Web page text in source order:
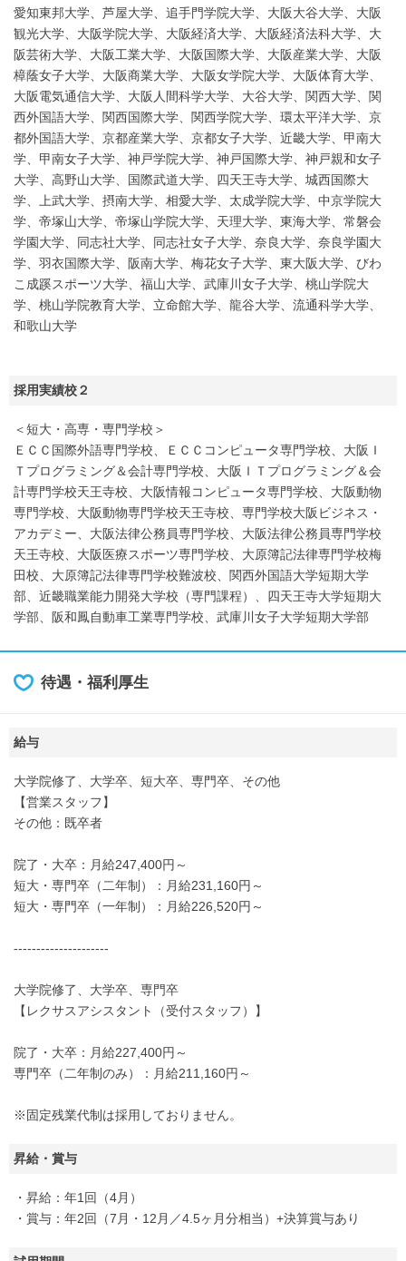
愛知東邦大学、芦屋大学、追手門学院大学、大阪大谷大学、大阪
観光大学、大阪学院大学、大阪経済大学、大阪経済法科大学、大
阪芸術大学、大阪工業大学、大阪国際大学、大阪産業大学、大阪
樟蔭女子大学、大阪商業大学、大阪女学院大学、大阪体育大学、
大阪電気通信大学、大阪人間科学大学、大谷大学、関西大学、関
西外国語大学、関西国際大学、関西学院大学、環太平洋大学、京
都外国語大学、京都産業大学、京都女子大学、近畿大学、甲南大
学、甲南女子大学、神戸学院大学、神戸国際大学、神戸親和女子
大学、高野山大学、国際武道大学、四天王寺大学、城西国際大
学、上武大学、摂南大学、相愛大学、太成学院大学、中京学院大
学、帝塚山大学、帝塚山学院大学、天理大学、東海大学、常磐会
学園大学、同志社大学、同志社女子大学、奈良大学、奈良学園大
学、羽衣国際大学、阪南大学、梅花女子大学、東大阪大学、びわ
こ成蹊スポーツ大学、福山大学、武庫川女子大学、桃山学院大
学、桃山学院教育大学、立命館大学、龍谷大学、流通科学大学、
和歌山大学
採用実績校２
＜短大・高専・専門学校＞
ＥＣＣ国際外語専門学校、ＥＣＣコンピュータ専門学校、大阪Ｉ
Ｔプログラミング＆会計専門学校、大阪ＩＴプログラミング＆会
計専門学校天王寺校、大阪情報コンピュータ専門学校、大阪動物
専門学校、大阪動物専門学校天王寺校、専門学校大阪ビジネス・
アカデミー、大阪法律公務員専門学校、大阪法律公務員専門学校
天王寺校、大阪医療スポーツ専門学校、大原簿記法律専門学校梅
田校、大原簿記法律専門学校難波校、関西外国語大学短期大学
部、近畿職業能力開発大学校（専門課程）、四天王寺大学短期大
学部、阪和鳳自動車工業専門学校、武庫川女子大学短期大学部
待遇・福利厚生
給与
大学院修了、大学卒、短大卒、専門卒、その他
【営業スタッフ】
その他：既卒者
院了・大卒：月給247,400円～
短大・専門卒（二年制）：月給231,160円～
短大・専門卒（一年制）：月給226,520円～
---------------------
大学院修了、大学卒、専門卒
【レクサスアシスタント（受付スタッフ）】
院了・大卒：月給227,400円～
専門卒（二年制のみ）：月給211,160円～
※固定残業代制は採用しておりません。
昇給・賞与
・昇給：年1回（4月）
・賞与：年2回（7月・12月／4.5ヶ月分相当）+決算賞与あり